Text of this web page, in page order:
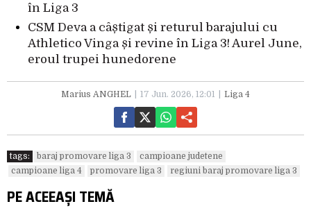
în Liga 3
CSM Deva a câștigat și returul barajului cu
Athletico Vinga și revine în Liga 3! Aurel June,
eroul trupei hunedorene
Marius ANGHEL 17 Jun. 2026, 12:01 Liga 4
tags: baraj promovare liga 3
campioane judetene
campioane liga 4
promovare liga 3 regiuni baraj promovare liga 3
PE ACEEAȘI TEMĂ